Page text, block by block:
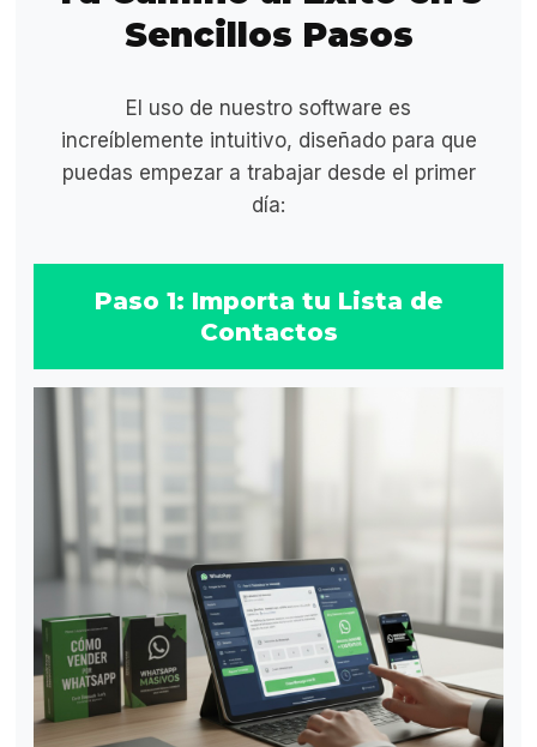
Sencillos Pasos
El uso de nuestro software es
increíblemente intuitivo, diseñado para que
puedas empezar a trabajar desde el primer
día:
Paso 1: Importa tu Lista de
Contactos